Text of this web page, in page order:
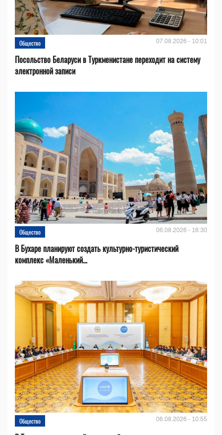
Общество 07.08.2026 - 10:01
Посольство Беларуси в Туркменистане переходит на систему
электронной записи
Общество 06.08.2026 - 16:30
В Бухаре планируют создать культурно-туристический
комплекс «Маленький...
Общество 06.08.2026 - 10:55